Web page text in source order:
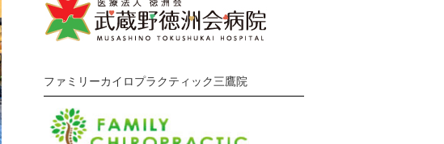
ファミリーカイロプラクティック三鷹院